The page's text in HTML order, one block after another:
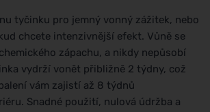
tyčinku pro jemný vonný zážitek, nebo
chcete intenzivnější efekt. Vůně se
zápachu, a nikdy nepůsobí
vydrží vonět přibližně 2 týdny, což
vám zajistí až 8 týdnů
Snadné použití, nulová údržba a